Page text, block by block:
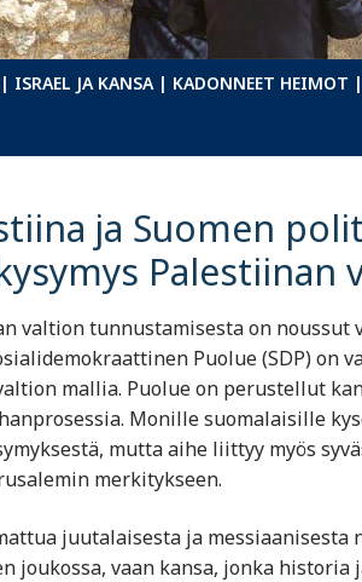
| ISRAEL JA KANSA | KADONNEET HEIMOT
ja Suomen
Palestiinan
valtion tunnustamisesta on noussut
Puolue (SDP)
mallia. Puolue on perustellut
Monille suomalaisille
mutta aihe liittyy myös
merkitykseen.
juutalaisesta ja messiaanisesta
joukossa, vaan kansa, jonka